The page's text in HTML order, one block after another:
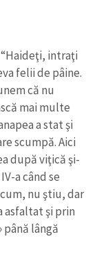
intraţi
felii de pâine.
că nu
mai multe
a stat şi
scumpă. Aici
după viţică şi-
a când se
nu ştiu, dar
asfaltat şi prin
lângă